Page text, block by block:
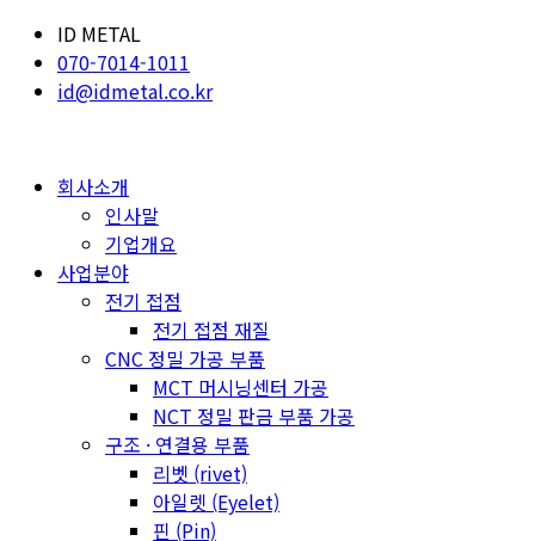
ID METAL
070-7014-1011
id@idmetal.co.kr
회사소개
인사말
기업개요
사업분야
전기 접점
전기 접점 재질
CNC 정밀 가공 부품
MCT 머시닝센터 가공
NCT 정밀 판금 부품 가공
구조 · 연결용 부품
리벳 (rivet)
아일렛 (Eyelet)
핀 (Pin)